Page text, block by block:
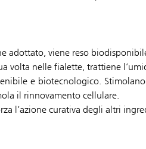
adottato, viene reso
volta nelle fialette, trattiene
e biotecnologico.
il rinnovamento cellulare.
l’azione curativa degli altri